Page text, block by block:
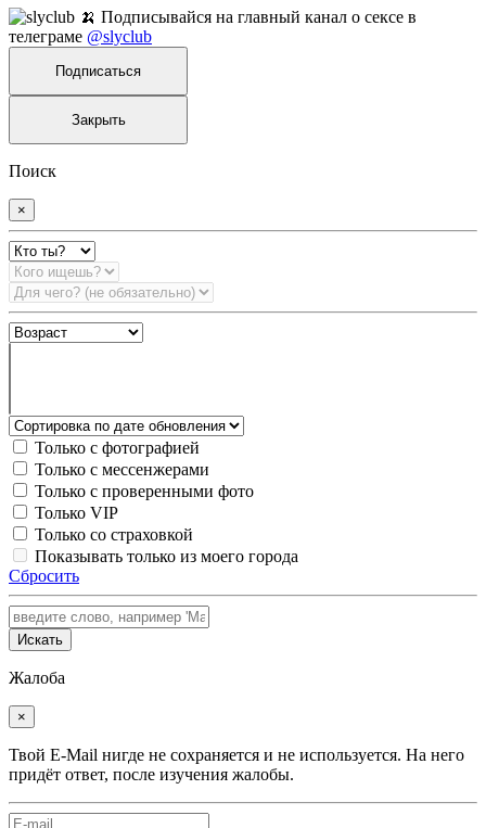
🍌 Подписывайся на главный канал о сексе в
телеграме @slyclub
Подписаться
Закрыть
Поиск
×
Только с фотографией
Только с мессенжерами
Только с проверенными фото
Только VIP
Только со страховкой
Показывать только из моего города
Сбросить
Искать
Жалоба
×
Твой E-Mail нигде не сохраняется и не используется. На него
придёт ответ, после изучения жалобы.